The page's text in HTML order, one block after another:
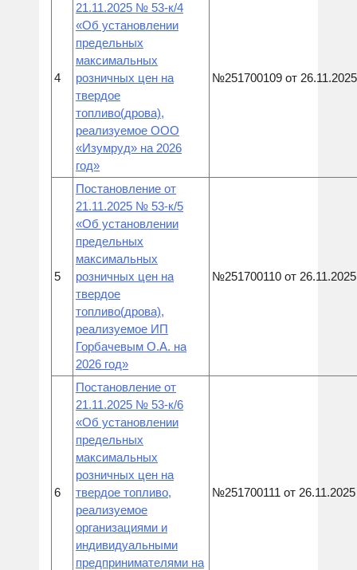
4
21.11.2025 № 53-к/4
«Об установлении
предельных
максимальных
розничных цен на
твердое
топливо(дрова),
реализуемое ООО
«Изумруд» на 2026
год»
№251700109 от 26.11.2025
5
Постановление от
21.11.2025 № 53-к/5
«Об установлении
предельных
максимальных
розничных цен на
твердое
топливо(дрова),
реализуемое ИП
Горбачевым О.А. на
2026 год»
№251700110 от 26.11.2025
6
Постановление от
21.11.2025 № 53-к/6
«Об установлении
предельных
максимальных
розничных цен на
твердое топливо,
реализуемое
организациями и
индивидуальными
предпринимателями на
№251700111 от 26.11.2025